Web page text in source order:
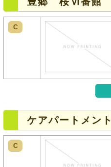
C
ケアパートメン
C